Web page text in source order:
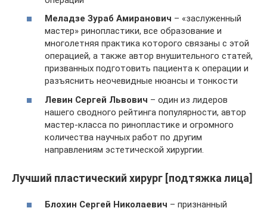
Меладзе Зураб Амиранович – «заслуженный
мастер» ринопластики, все образование и
многолетняя практика которого связаны с этой
операцией, а также автор внушительного статей,
призванных подготовить пациента к операции и
разъяснить неочевидные нюансы и тонкости
Левин Сергей Львович – один из лидеров
нашего сводного рейтинга популярности, автор
мастер-класса по ринопластике и огромного
количества научных работ по другим
направлениям эстетической хирургии.
Лучший пластический хирург [подтяжка лица]
Блохин Сергей Николаевич – признанный